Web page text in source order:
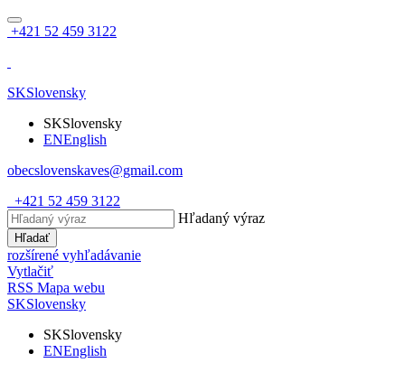
+421 52 459 3122
SKSlovensky
SKSlovensky
ENEnglish
obecslovenskaves@gmail.com
+421 52 459 3122
Hľadaný výraz
Hľadať
rozšírené vyhľadávanie
Vytlačiť
RSS Mapa webu
SKSlovensky
SKSlovensky
ENEnglish